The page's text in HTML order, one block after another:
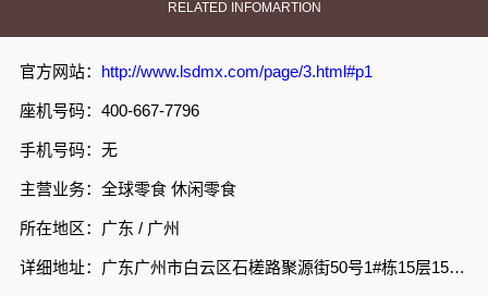
RELATED INFOMARTION
官方网站： http://www.lsdmx.com/page/3.html#p1
座机号码：400-667-7796
手机号码：无
主营业务：全球零食 休闲零食
所在地区：广东 / 广州
详细地址：广东广州市白云区石槎路聚源街50号1#栋15层1508室